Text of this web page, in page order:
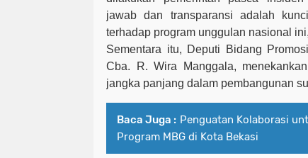
jawab dan transparansi adalah
terhadap program unggulan nasional
Sementara itu, Deputi Bidang
Cba. R. Wira Manggala,
jangka panjang dalam pembangunan
Baca Juga : Penguatan Kolaborasi
Program MBG di Kota Bekasi